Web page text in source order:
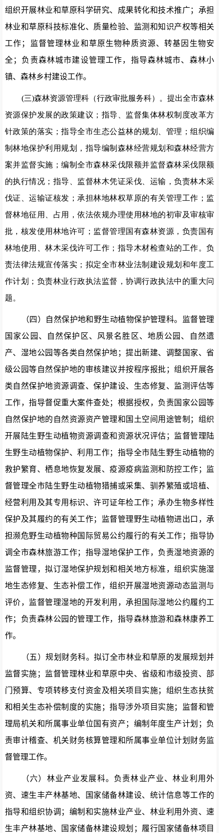
组织开展林业和草原科学研究、成果转化和技术推广；承担
林业和草原科技标准化、质量检验、监测和知识产权等相关
工作；监督管理林业和草原生物种质资源、转基因生物安
全；负责森林城市建设管理工作，指导森林城市、森林小
镇、森林乡村建设工作。
(三)森林资源管理科（行政审批服务科）。提出全市森林
资源保护发展的政策建议；指导、监督集体林权制度改革方
针政策的落实；指导全市生态公益林的规划、管理；组织编
制林地保护利用规划，指导编制森林经营规划和森林经营方
案并监督实施；编制全市森林采伐限额并监督森林采伐限额
的执行情况；指导、监督林木凭证采伐、运输，负责林木采
伐证、运输证核发；承担林地林权草原的有关管理工作；监
督林地征用、占用，依法依规办理使用林地的初审及审核审
批，核发使用林地许可；监督管理国有森林资源，负责国有
林地使用、林木采伐许可工作；指导木材检查站的工作。负
责法律法规宣传落实；拟定全市林业法制建设规划和年度工
作计划；负责林业行政执法监督，协调行政执法中的重大问
题。
（四） 自然保护地和野生动植物保护管理科。
监督管理
国家公园、自然保护区、风景名胜区、地质公园、自然遗
产、湿地公园等各类自然保护地； 提出新建、调整国家、省
级公园等自然保护地的审核建议并按程序报批；组织开展各
类自然保护地资源调查、保护建设、生态修复、监测评估等
工作，指导督促重大案件查处 ； 根据授权，负责国家公园等
自然保护地的自然资源资产管理和国土空间用途管制；组织
开展陆生野生动植物资源调查和资源状况评估；
监督管理陆
生野生动植物保护、利用工作；指导全市陆生野生动植物的
救护繁育、栖息地恢复发展、疫源疫病监测和防控工作；监
督管理全市陆生野生动植物猎捕或采集、驯养繁殖或培植、
经营利用及其专用标识、许可证年检工作；承办生物多样性
保护及其履约的有关工作；监督管理野生动植物进出口，承
担濒危野生动植物种国际贸易公约履行的有关工作；指导协
调全市森林旅游工作； 指导湿地保护工作，负责湿地资源的
监督管理，拟订湿地保护规划和相关地方标准，组织实施湿
地生态修复、生态补偿工作，组织开展湿地资源动态监测与
评价，监督管理湿地的开发利用，承担国际湿地公约履约工
作； 负责森林公园的管理工作，指导森林旅游和森林康养工
作。
（五）规划财务科。 拟订全市林业和草原的发展规划并
监督实施；监督管理林业和草原中央、省级和市级投资、部
门预算、专项转移支付资金及相关项目实施；组织生态扶贫
和相关生态补偿制度的实施；指导涉外项目实施；监督和管
理局机关和所属事业单位国有资产；编制年度生产计划；负
责审计稽查、机关财务核算管理和所属事业单位计划财务监
督管理工作。
（六）林业产业发展科。 负责林业产业、林业利用外
资、速生丰产林基地、国家储备林建设、统计信息等工作的
指导和组织协调；编制和实施林业产业、林业利用外资、速
生丰产林基地、国家储备林建设规划；履行国家储备林项目